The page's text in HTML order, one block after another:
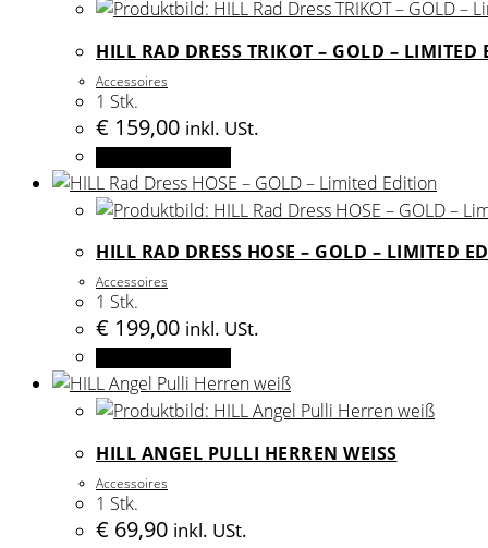
der
Produktseite
weist
Varianten
Die
Optionen
können
auf
der
Produktseite
HILL RAD DRESS TRIKOT – GOLD – LIMITED
Accessoires
1 Stk.
€ 159,00 inkl. USt.
Dieses
Produkt
weist
Varianten
Die
Optionen
können
auf
der
Produktseite
HILL RAD DRESS HOSE – GOLD – LIMITED
Accessoires
1 Stk.
€ 199,00 inkl. USt.
Dieses
Produkt
weist
Varianten
Die
HILL ANGEL PULLI HERREN WEISS
Accessoires
1 Stk.
€ 69,90 inkl. USt.